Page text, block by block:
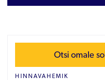
Otsi omale
HINNAVAHEMIK